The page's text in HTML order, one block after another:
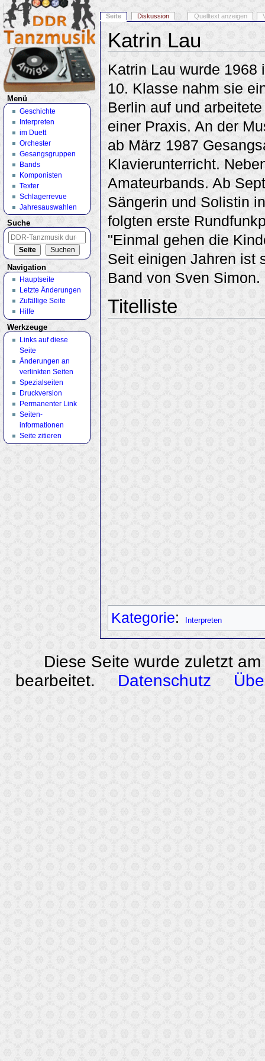
Katrin Lau
Katrin Lau wurde 1968
10. Klasse nahm sie
Berlin auf und
einer Praxis. An der
ab März 1987
Klavierunterricht.
Amateurbands. Ab
Sängerin und Solistin
folgten erste
"Einmal gehen die
Seit einigen Jahren ist
Band von Sven Simon.
Titelliste
Kategorie: Interpreten
Seite Diskussion Quelltext anzeigen
Menü
Geschichte
Interpreten
im Duett
Orchester
Gesangsgruppen
Bands
Komponisten
Texter
Schlagerrevue
Jahresauswahlen
Suche
Navigation
Hauptseite
Letzte Änderungen
Zufällige Seite
Hilfe
Werkzeuge
Links auf diese
Seite
Änderungen an
verlinkten Seiten
Spezialseiten
Druckversion
Permanenter Link
Seiten­
informationen
Seite zitieren
Diese Seite wurde zuletzt
bearbeitet.
Datenschutz